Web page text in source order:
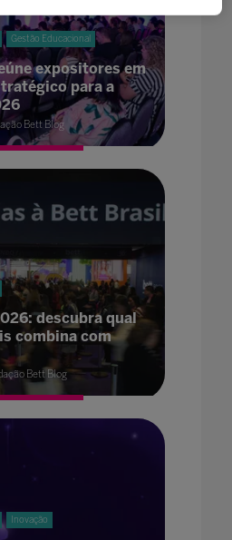
Gestão Educacional
expositores em
para a
Bett Blog
descubra qual
combina com
Bett Blog
Inovação